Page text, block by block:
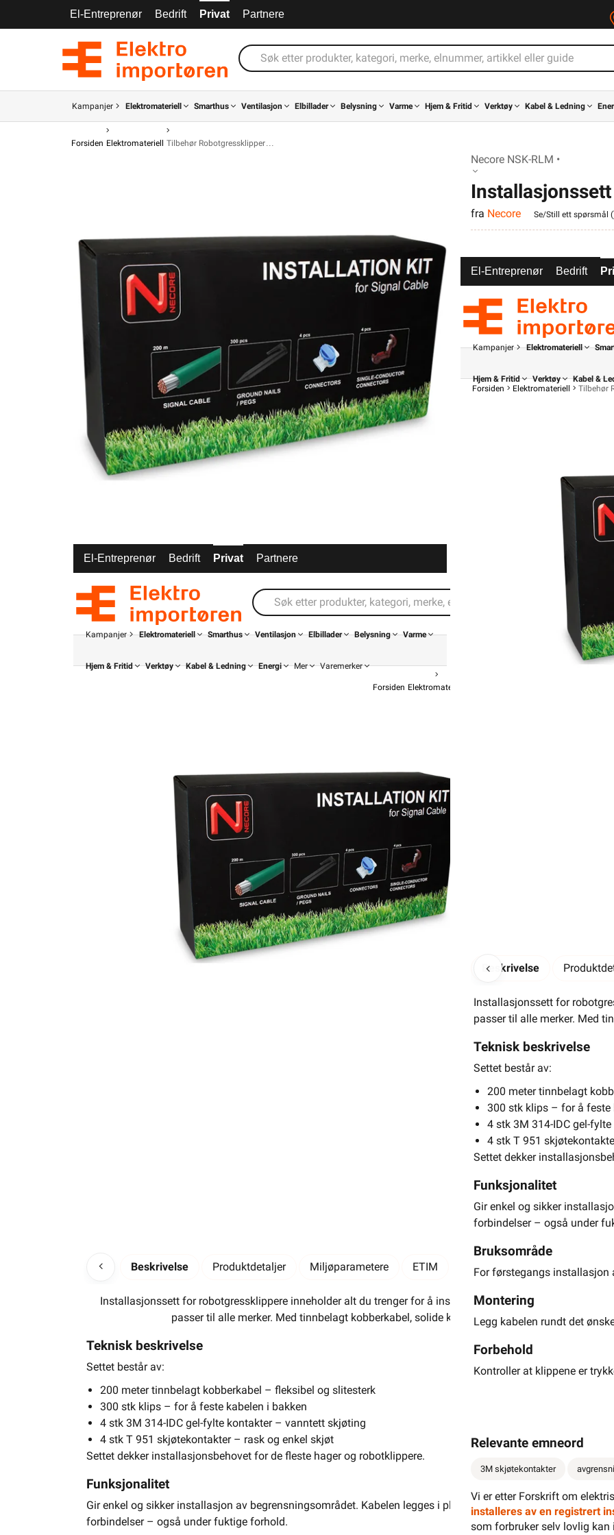
El-Entreprenør Bedrift Privat Partnere
Kampanjer Elektromateriell Smarthus Ventilasjon Elbillader Belysning Varme Hjem & Fritid Verktøy Kabel & Ledning
Forsiden Elektromateriell Tilbehør Robotgressklipper
Necore NSK-RLM •
fra Necore Se/Still ett spørsmål (
El-Entreprenør Bedrift Privat Partnere
Kampanjer Elektromateriell Smarthus Ventilasjon Elbillader Belysning Varme
Hjem & Fritid Verktøy Kabel & Ledning Energi Mer Varemerker
Forsiden Elektromateriell
- +
Elektrisk materiell beregnet
av
Passer alle
200 m tinnbelagt
Vanntette
Les mer...
Beskrivelse Produktdetaljer Miljøparametere ETIM Kundeomtale Spørsmål
Installasjonssett for robotgressklippere inneholder alt du trenger for å installere eller reparere
passer til alle merker. Med tinnbelagt kobberkabel, solide klips og vanntette
Teknisk beskrivelse
Settet består av:
200 meter tinnbelagt kobberkabel – fleksibel og slitesterk
300 stk klips – for å feste kabelen i bakken
4 stk 3M 314-IDC gel-fylte kontakter – vanntett skjøting
4 stk T 951 skjøtekontakter – rask og enkel skjøt
Settet dekker installasjonsbehovet for de fleste hager og robotklippere.
Funksjonalitet
Gir enkel og sikker installasjon av begrensningsområdet. Kabelen legges i plenen og festes med
forbindelser – også under fuktige forhold.
El-Entreprenør Bedrift
Kampanjer Elektromateriell
Hjem & Fritid Verktøy Kabel &
Forsiden
Elektromateriell Tilbehør
Beskrivelse
Installasjonssett for
passer til alle merker. Med
Teknisk beskrivelse
Settet består av:
200 meter tinnbelagt
300 stk klips – for å feste
4 stk 3M 314-IDC gel-
4 stk T 951
Settet dekker
Funksjonalitet
Gir enkel og sikker
forbindelser – også under
Bruksområde
For førstegangs installasjon
Montering
Legg kabelen rundt det
Forbehold
Kontroller at klippene er
Relevante emneord
3M skjøtekontakter
Vi er etter Forskrift om
installeres av en registrert
som forbruker selv lovlig kan